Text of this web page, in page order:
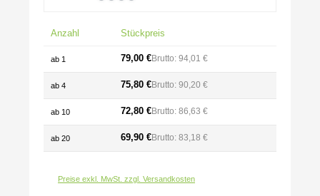
Anzahl Stückpreis
ab 1 79,00 €Brutto: 94,01 €
ab 4 75,80 €Brutto: 90,20 €
ab 10 72,80 €Brutto: 86,63 €
ab 20 69,90 €Brutto: 83,18 €
Preise exkl. MwSt. zzgl. Versandkosten